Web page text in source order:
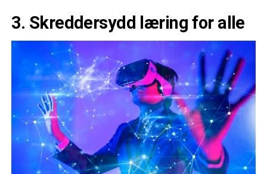
3. Skreddersydd læring for alle